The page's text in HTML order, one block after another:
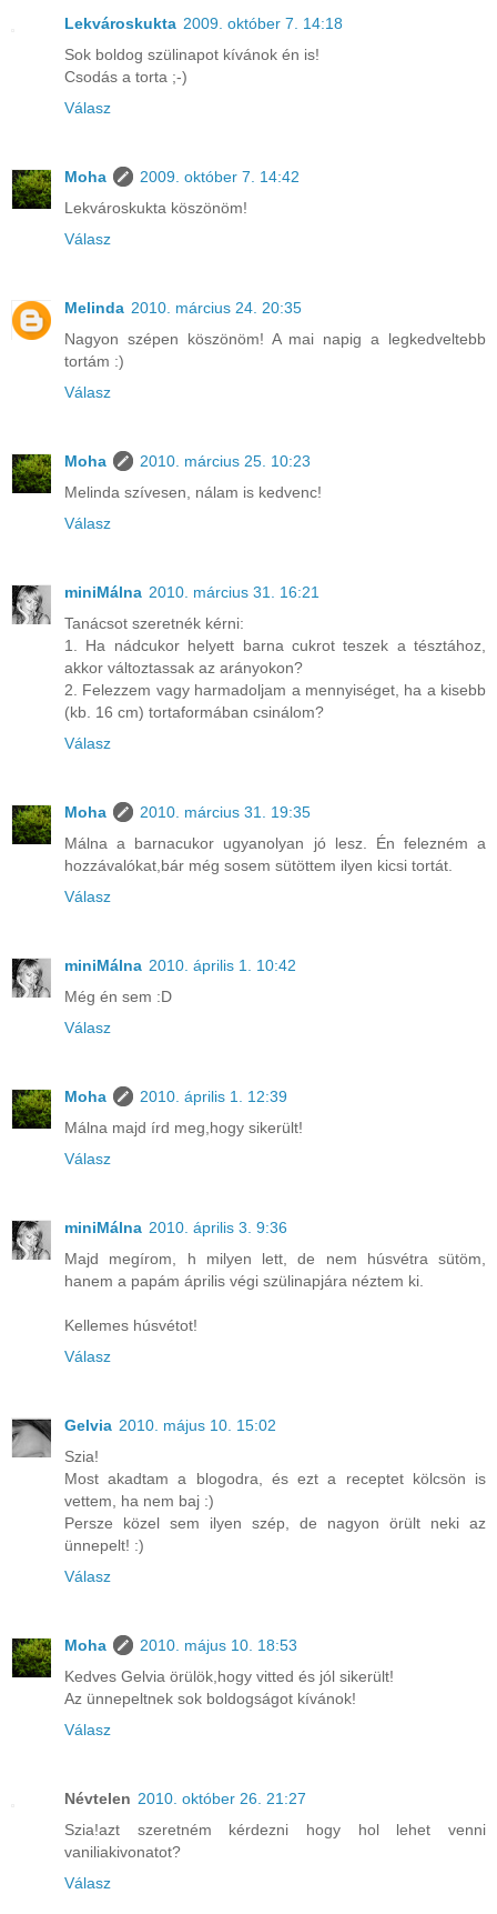
Lekvároskukta 2009. október 7. 14:18
Sok boldog szülinapot kívánok én is!
Csodás a torta ;-)
Válasz
Moha
2009. október 7. 14:42
Lekvároskukta köszönöm!
Válasz
Melinda 2010. március 24. 20:35
Nagyon szépen köszönöm! A mai napig a legkedveltebb
tortám :)
Válasz
Moha
2010. március 25. 10:23
Melinda szívesen, nálam is kedvenc!
Válasz
miniMálna 2010. március 31. 16:21
Tanácsot szeretnék kérni:
1. Ha nádcukor helyett barna cukrot teszek a tésztához,
akkor változtassak az arányokon?
2. Felezzem vagy harmadoljam a mennyiséget, ha a kisebb
(kb. 16 cm) tortaformában csinálom?
Válasz
Moha
2010. március 31. 19:35
Málna a barnacukor ugyanolyan jó lesz. Én felezném a
hozzávalókat,bár még sosem sütöttem ilyen kicsi tortát.
Válasz
miniMálna 2010. április 1. 10:42
Még én sem :D
Válasz
Moha
2010. április 1. 12:39
Málna majd írd meg,hogy sikerült!
Válasz
miniMálna 2010. április 3. 9:36
Majd megírom, h milyen lett, de nem húsvétra sütöm,
hanem a papám április végi szülinapjára néztem ki.
Kellemes húsvétot!
Válasz
Gelvia 2010. május 10. 15:02
Szia!
Most akadtam a blogodra, és ezt a receptet kölcsön is
vettem, ha nem baj :)
Persze közel sem ilyen szép, de nagyon örült neki az
ünnepelt! :)
Válasz
Moha
2010. május 10. 18:53
Kedves Gelvia örülök,hogy vitted és jól sikerült!
Az ünnepeltnek sok boldogságot kívánok!
Válasz
Névtelen 2010. október 26. 21:27
Szia!azt szeretném kérdezni hogy hol lehet venni
vaniliakivonatot?
Válasz